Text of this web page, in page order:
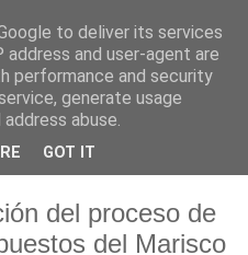
del proceso de
del Marisco
to deliver its services
and user-agent are
performance and security
generate usage
abuse.
GOT IT